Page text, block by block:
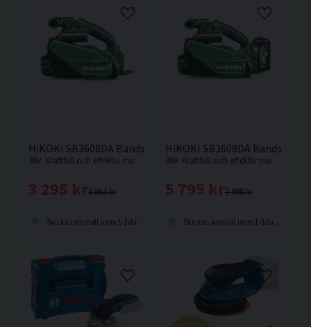
HiKOKI SB3608DA Bandslip 36V
36V. Kraftfull och effektiv med prestanda som nätdriven bandslip. Multivolt. Levereras utan batteri & laddare.
3 863 kr
3 295 kr
Skickas normalt inom 1-3 dagar
HiKOKI SB3608DA Bandslip
36V. Kraftfull och effektiv med prestanda som nätdriven bandslip. Multi Volt.
7 988 kr
5 795 kr
Skickas normalt inom 1-3 dagar